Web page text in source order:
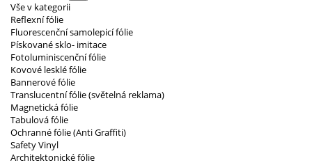
Vše v kategorii
Reflexní fólie
Fluorescenční samolepicí fólie
Pískované sklo- imitace
Fotoluminiscenční fólie
Kovové lesklé fólie
Bannerové fólie
Translucentní fólie (světelná reklama)
Magnetická fólie
Tabulová fólie
Ochranné fólie (Anti Graffiti)
Safety Vinyl
Architektonické fólie